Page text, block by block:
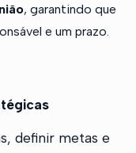
, garantindo que
e um prazo.
definir metas e